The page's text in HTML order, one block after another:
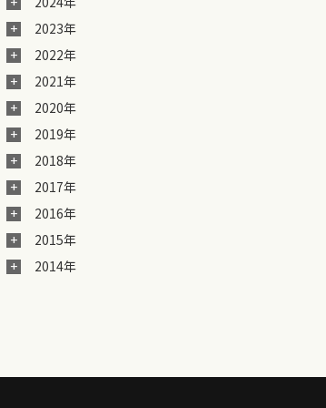
2023年
2022年
2021年
2020年
2019年
2018年
2017年
2016年
2015年
2014年